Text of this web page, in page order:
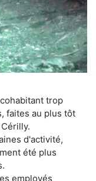
trop
faites au plus tôt
d'activité,
été plus
employés